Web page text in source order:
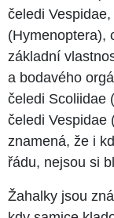
čeledi
(Hymenoptera),
základní
a bodavého
čeledi Scoliidae
čeledi Vespidae
znamená, že i
řádu, nejsou si
Žahalky jsou